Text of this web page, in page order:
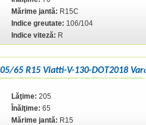
Mărime jantă: R15C
Indice greutate: 106/104
Indice viteză: R
65 R15 Viatti-V-130-DOT2018 Vară
Lăţime: 205
Înălţime: 65
Mărime jantă: R15